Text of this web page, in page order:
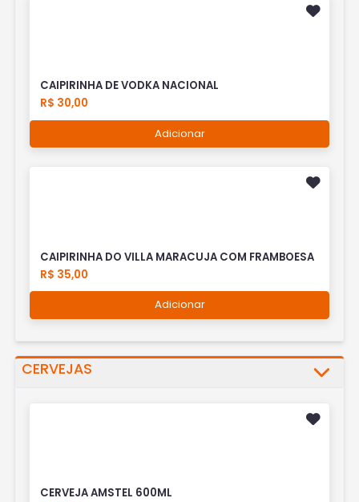
CAIPIRINHA DE VODKA NACIONAL
R$ 30,00
Adicionar
CAIPIRINHA DO VILLA MARACUJA COM FRAMBOESA
R$ 35,00
Adicionar
CERVEJAS
CERVEJA AMSTEL 600ML